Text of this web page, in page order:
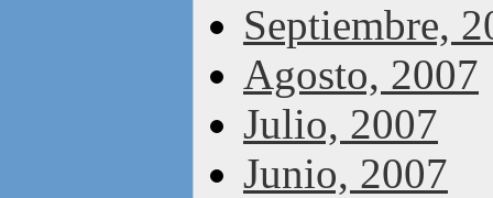
Septiembre,
Agosto, 2007
Julio, 2007
Junio, 2007